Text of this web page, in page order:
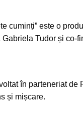
cuminți” este o
Tudor și
în parteneriat
și mișcare.